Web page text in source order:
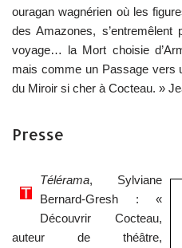
ouragan wagnérien où les
des Amazones,
voyage… la Mort choisie
mais comme un Passage vers
du Miroir si cher à Cocteau. »
Presse
Télérama, Sylviane
Bernard-Gresh : «
Découvrir Cocteau,
auteur de théâtre,